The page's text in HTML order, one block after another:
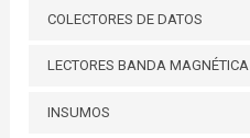
COLECTORES DE DATOS
LECTORES BANDA MAGNÉTICA
INSUMOS